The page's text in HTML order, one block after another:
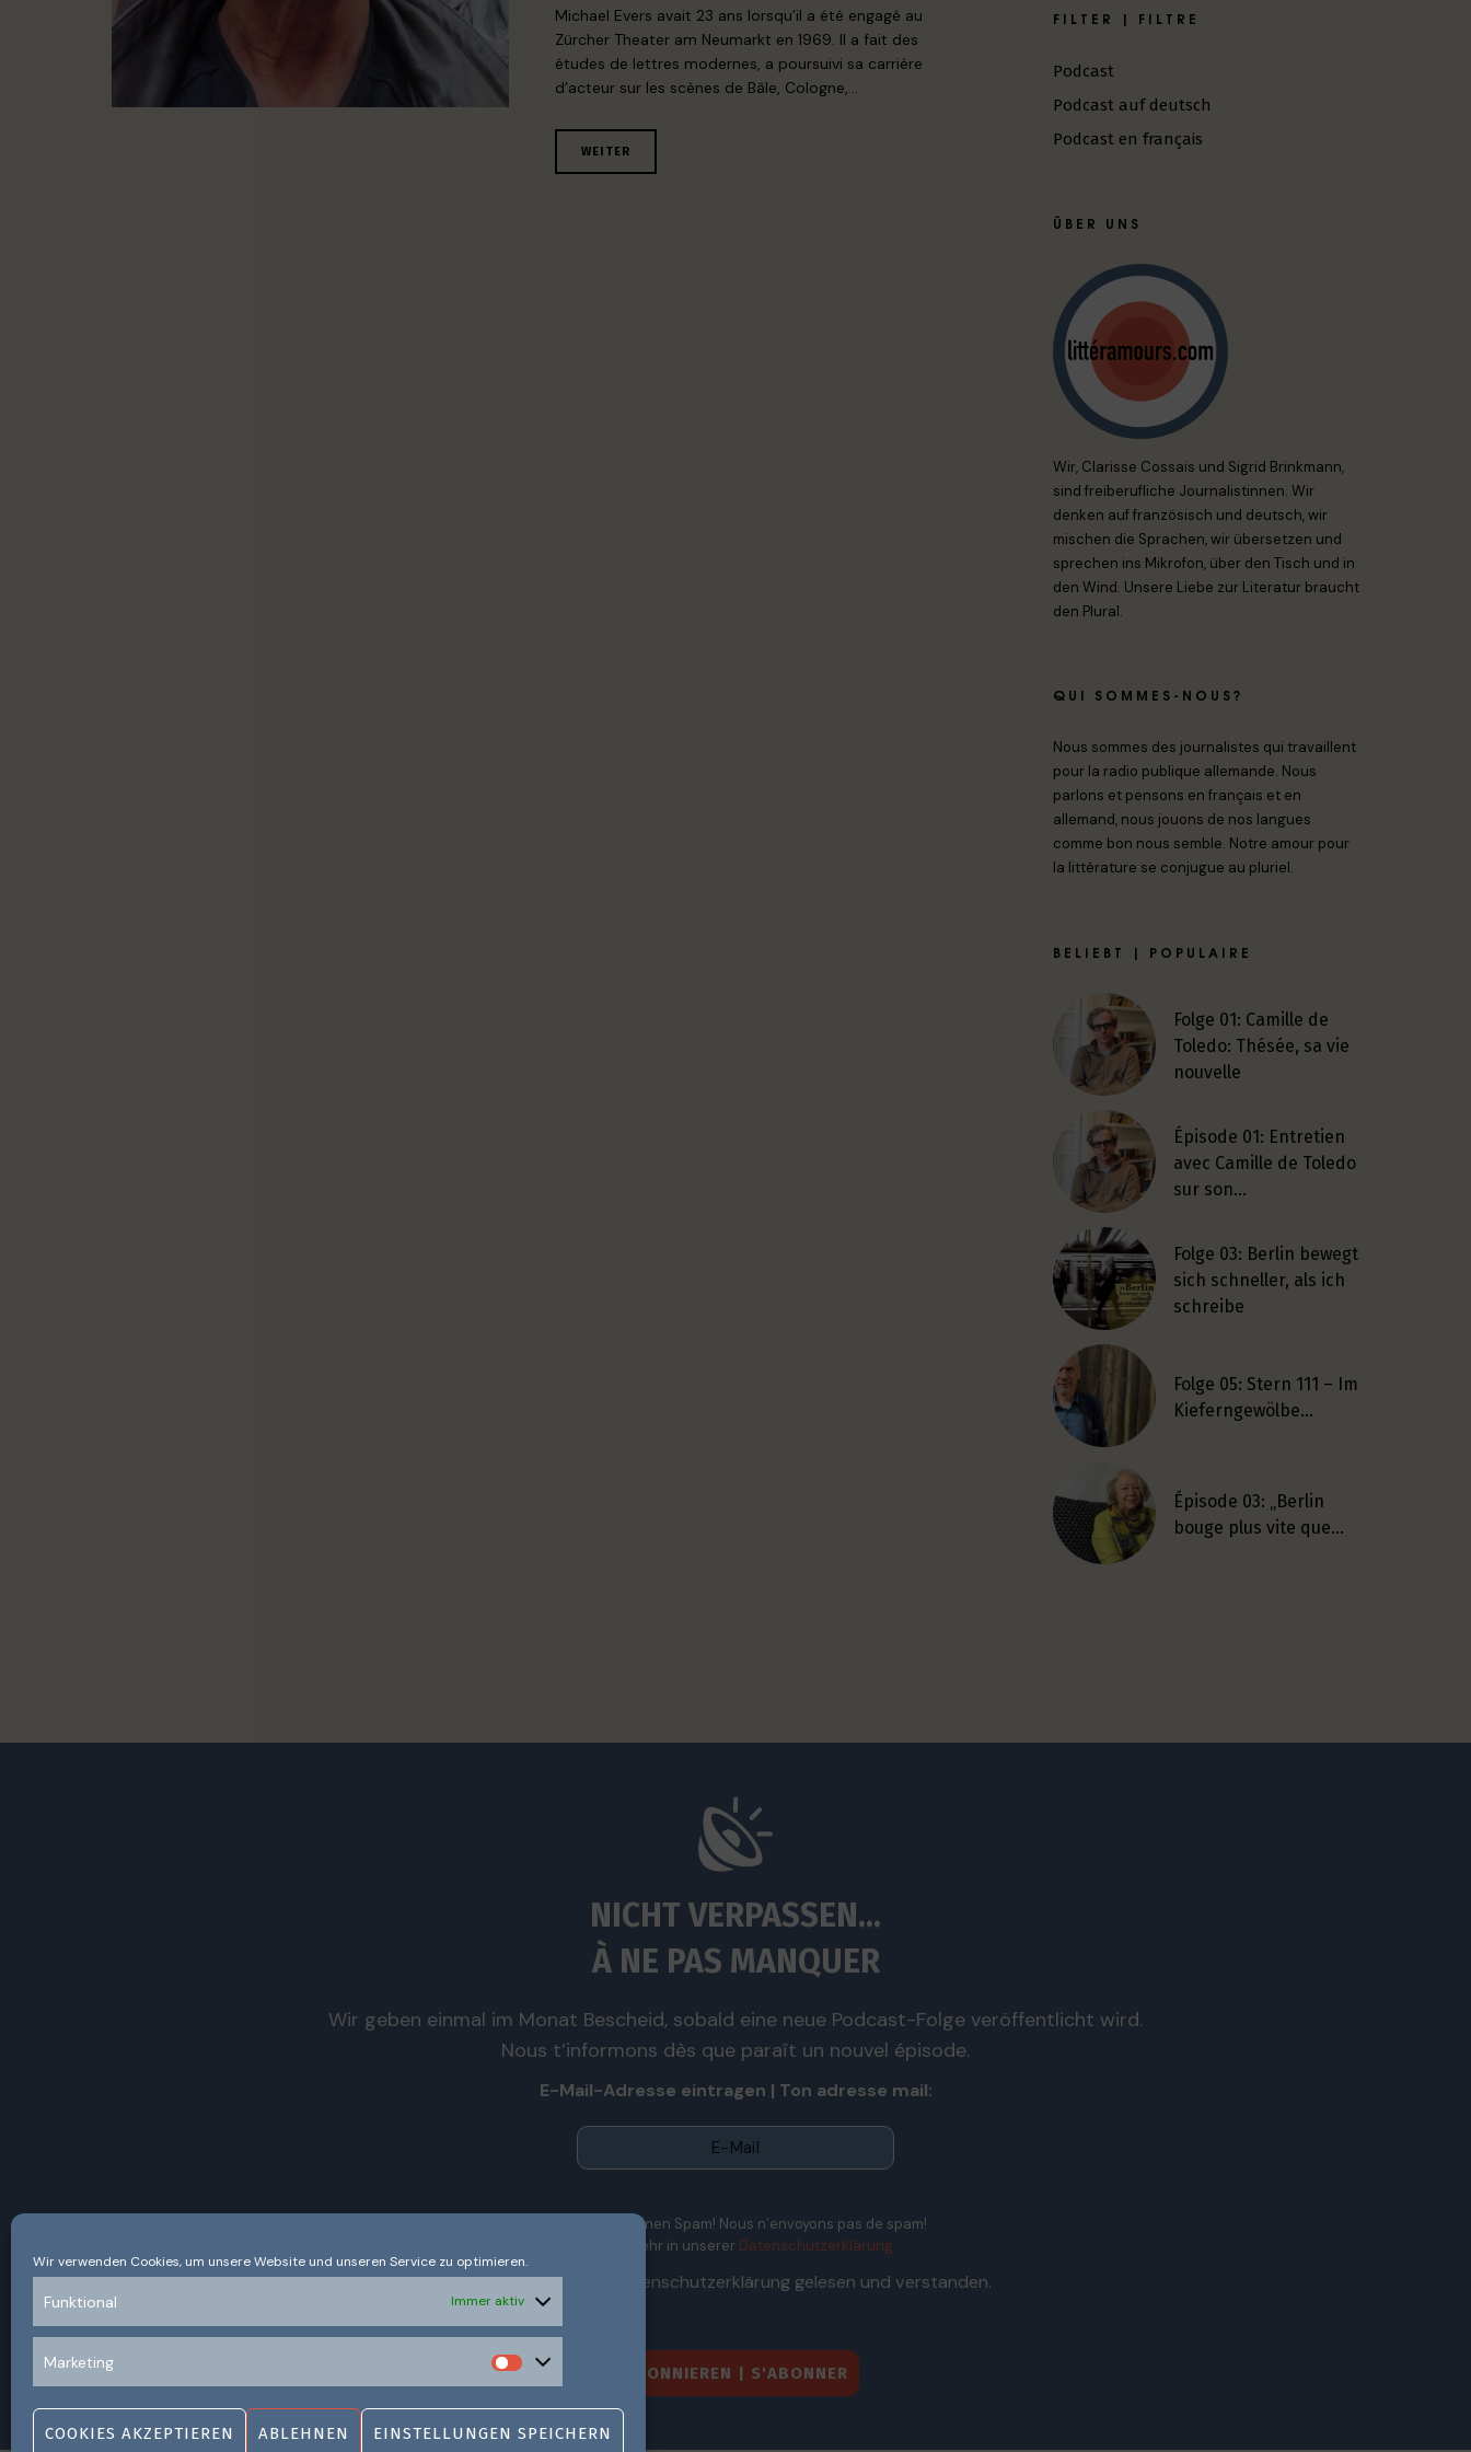
Wir verwenden Cookies, um unsere Website und unseren Service zu optimieren.
Funktional Immer aktiv
Marketing
COOKIES AKZEPTIEREN ABLEHNEN EINSTELLUNGEN SPEICHERN
Michael Evers avait 23 ans lorsqu’il a été engagé au
Zürcher Theater am Neumarkt en 1969. Il a fait des
études de lettres modernes, a poursuivi sa carrière
d’acteur sur les scènes de Bâle, Cologne,…
WEITER
FILTER | FILTRE
Podcast
Podcast auf deutsch
Podcast en français
ÜBER UNS
Wir, Clarisse Cossais und Sigrid Brinkmann,
sind freiberufliche Journalistinnen. Wir
denken auf französisch und deutsch, wir
mischen die Sprachen, wir übersetzen und
sprechen ins Mikrofon, über den Tisch und in
den Wind. Unsere Liebe zur Literatur braucht
den Plural.
QUI SOMMES-NOUS?
Nous sommes des journalistes qui travaillent
pour la radio publique allemande. Nous
parlons et pensons en français et en
allemand, nous jouons de nos langues
comme bon nous semble. Notre amour pour
la littérature se conjugue au pluriel.
BELIEBT | POPULAIRE
Folge 01: Camille de
Toledo: Thésée, sa vie
nouvelle
Épisode 01: Entretien
avec Camille de Toledo
sur son…
Folge 03: Berlin bewegt
sich schneller, als ich
schreibe
Folge 05: Stern 111 – Im
Kieferngewölbe…
Épisode 03: „Berlin
bouge plus vite que…
NICHT VERPASSEN...
À NE PAS MANQUER
Wir geben einmal im Monat Bescheid, sobald eine neue Podcast-Folge veröffentlicht wird.
Nous t’informons dès que paraît un nouvel épisode.
E-Mail-Adresse eintragen | Ton adresse mail:
Wir senden keinen Spam! Nous n’envoyons pas de spam!
Erfahre mehr in unserer Datenschutzerklärung.
Ich habe die Datenschutzerklärung gelesen und verstanden.